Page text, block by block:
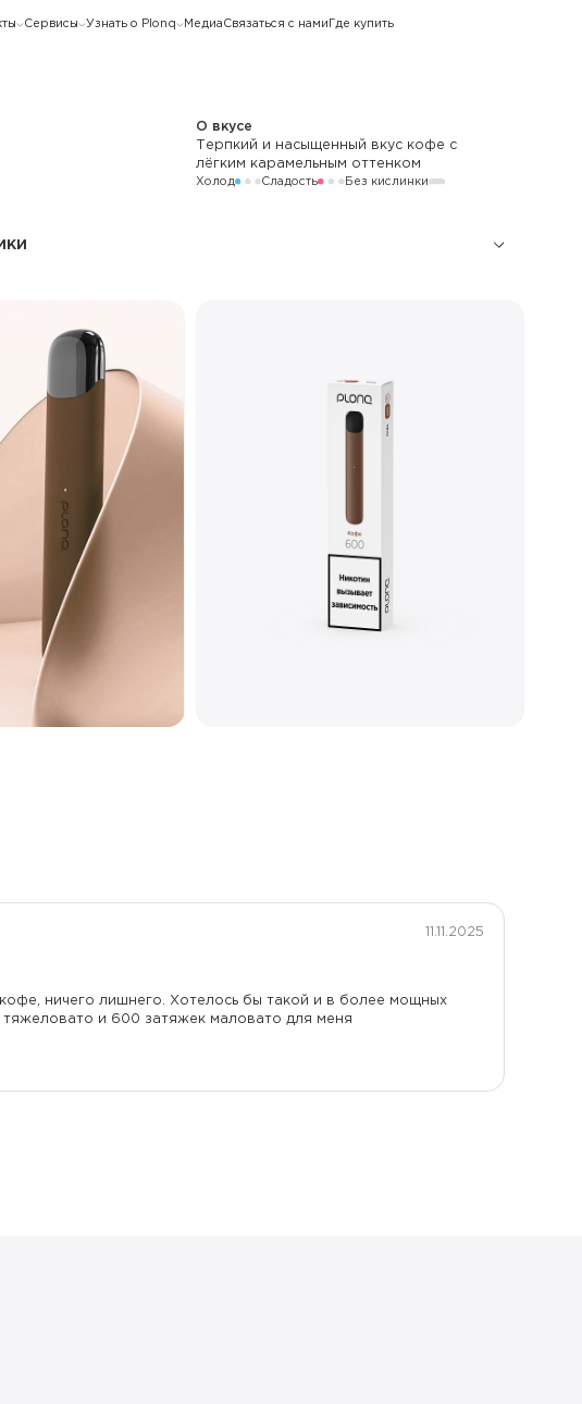
Сервисы Узнать о Plonq Медиа Связаться с нами Где купить
О вкусе
Терпкий и насыщенный вкус кофе с
лёгким карамельным оттенком
Холод Сладость Без кислинки
11.11.2025
кофе, ничего лишнего. Хотелось бы такой и в более мощных
тяжеловато и 600 затяжек маловато для меня